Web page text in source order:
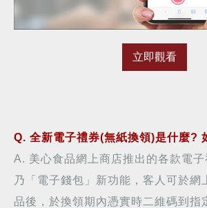
立即觀看
Q. 全新電子禮券(無紙換領)是什麼?
A. 美心食品網上商店推出的各款電子
乃「電子錢包」新功能，客人可於網
品後，於換領期內憑實時二維碼到指